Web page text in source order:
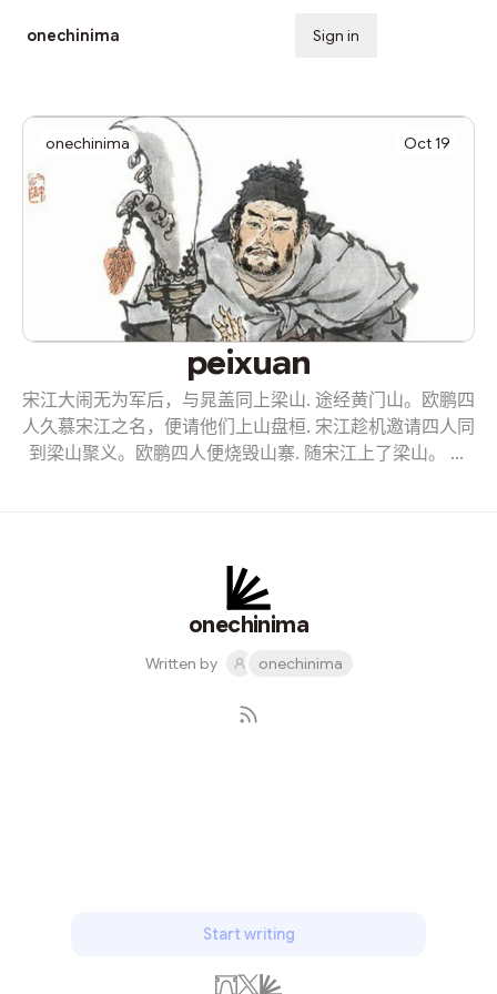
onechinima Sign in
onechinima Oct 19
peixuan
宋江大闹无为军后，与晁盖同上梁山. 途经黄门山。欧鹏四
人久慕宋江之名，便请他们上山盘桓. 宋江趁机邀请四人同
到梁山聚义。欧鹏四人便烧毁山寨. 随宋江上了梁山。 后
英。欧鹏上前营救，大战扈三娘，却难占上风。扈三娘见
马麟欲抢回王英，便撇下欧鹏，改战马麟。 欧鹏又迎战栾
廷玉，却被栾廷玉用飞锤打落马下，幸被邓飞救回。宋江
onechinima
Written by onechinima
Start writing